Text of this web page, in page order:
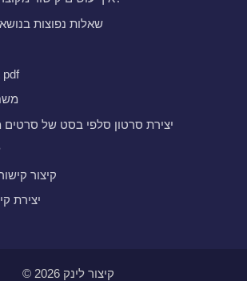
שאלות נפוצות בנושא
איחוד קבצי pdf
יצירת סרטון סלפי בסט של
קיצור
יצירת
© 2026 קיצור לינק